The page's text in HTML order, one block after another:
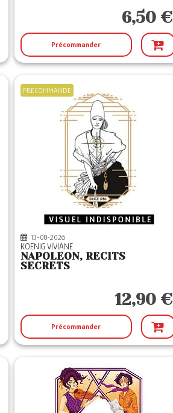
6,50 €
Précommander
PRECOMMANDE
13-08-2026
KOENIG VIVIANE
NAPOLEON, RECITS
SECRETS
12,90 €
Précommander